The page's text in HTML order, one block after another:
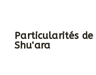
Particularités
Shu'ara